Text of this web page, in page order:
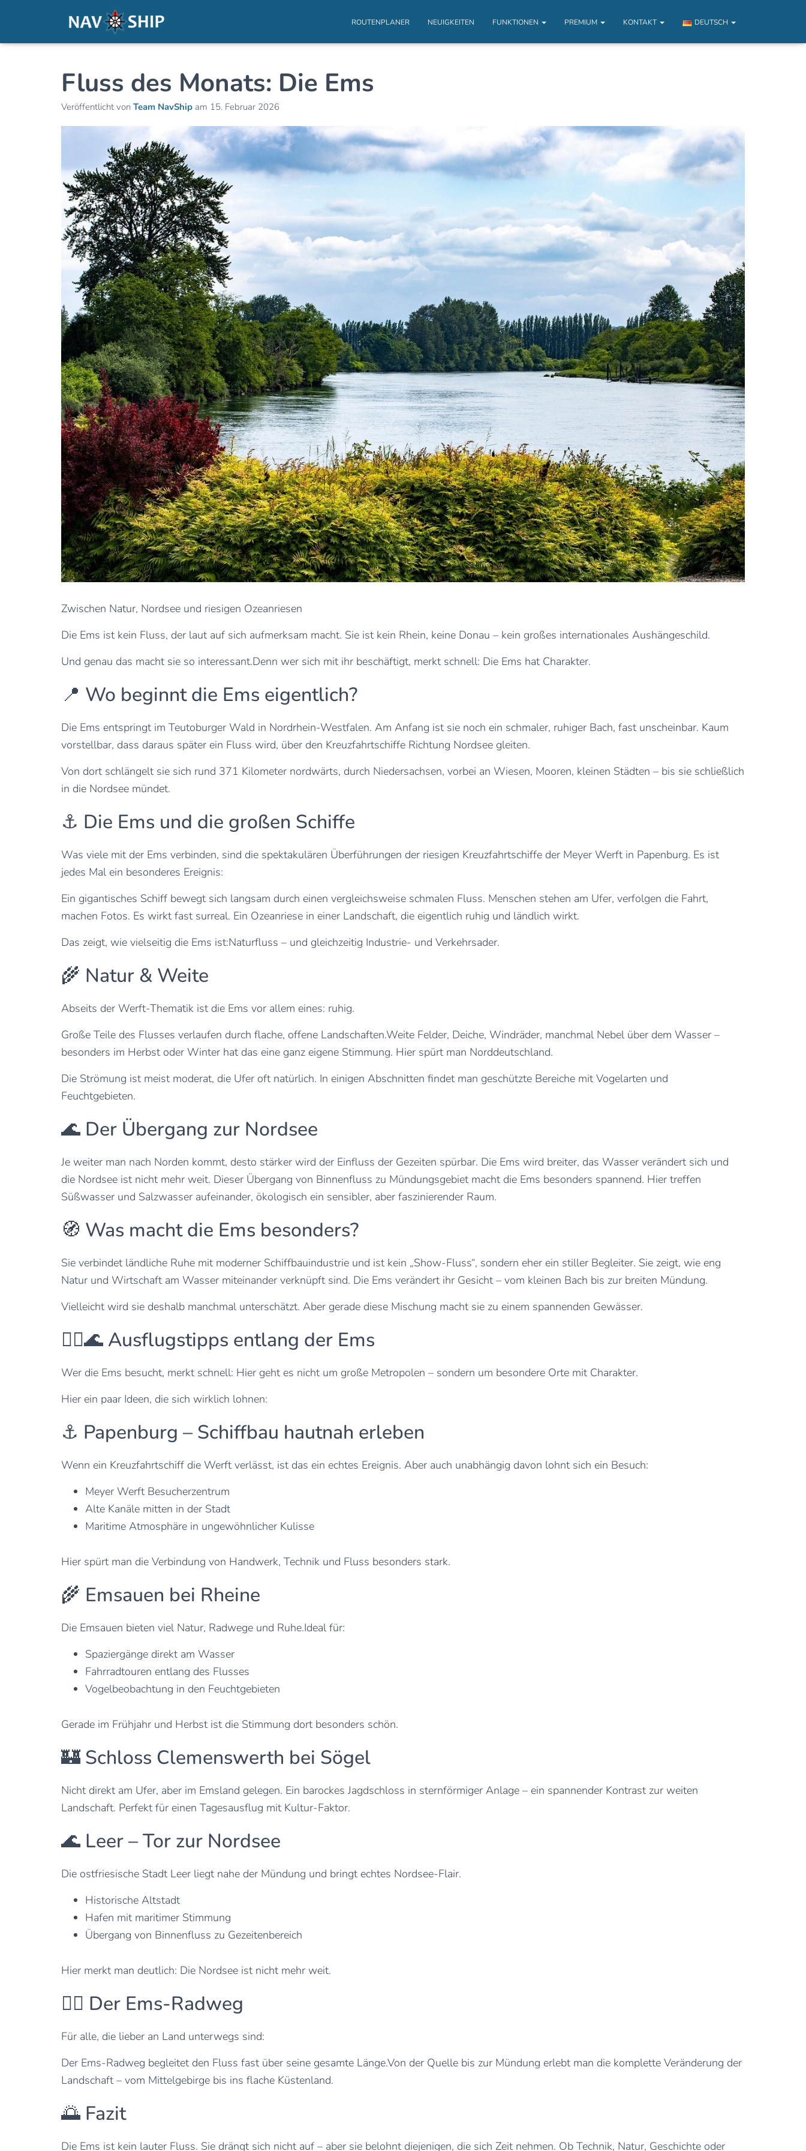
ROUTENPLANER NEUIGKEITEN FUNKTIONEN PREMIUM KONTAKT DEUTSCH
Fluss des Monats: Die Ems
Veröffentlicht von Team NavShip am 15. Februar 2026
Zwischen Natur, Nordsee und riesigen Ozeanriesen
Die Ems ist kein Fluss, der laut auf sich aufmerksam macht. Sie ist kein Rhein, keine Donau – kein großes internationales Aushängeschild.
Und genau das macht sie so interessant.Denn wer sich mit ihr beschäftigt, merkt schnell: Die Ems hat Charakter.
📍 Wo beginnt die Ems eigentlich?
Die Ems entspringt im Teutoburger Wald in Nordrhein-Westfalen. Am Anfang ist sie noch ein schmaler, ruhiger Bach, fast unscheinbar. Kaum
vorstellbar, dass daraus später ein Fluss wird, über den Kreuzfahrtschiffe Richtung Nordsee gleiten.
Von dort schlängelt sie sich rund 371 Kilometer nordwärts, durch Niedersachsen, vorbei an Wiesen, Mooren, kleinen Städten – bis sie schließlich
in die Nordsee mündet.
⚓ Die Ems und die großen Schiffe
Was viele mit der Ems verbinden, sind die spektakulären Überführungen der riesigen Kreuzfahrtschiffe der Meyer Werft in Papenburg. Es ist
jedes Mal ein besonderes Ereignis:
Ein gigantisches Schiff bewegt sich langsam durch einen vergleichsweise schmalen Fluss. Menschen stehen am Ufer, verfolgen die Fahrt,
machen Fotos. Es wirkt fast surreal. Ein Ozeanriese in einer Landschaft, die eigentlich ruhig und ländlich wirkt.
Das zeigt, wie vielseitig die Ems ist:Naturfluss – und gleichzeitig Industrie- und Verkehrsader.
🌾 Natur & Weite
Abseits der Werft-Thematik ist die Ems vor allem eines: ruhig.
Große Teile des Flusses verlaufen durch flache, offene Landschaften.Weite Felder, Deiche, Windräder, manchmal Nebel über dem Wasser –
besonders im Herbst oder Winter hat das eine ganz eigene Stimmung. Hier spürt man Norddeutschland.
Die Strömung ist meist moderat, die Ufer oft natürlich. In einigen Abschnitten findet man geschützte Bereiche mit Vogelarten und
Feuchtgebieten.
🌊 Der Übergang zur Nordsee
Je weiter man nach Norden kommt, desto stärker wird der Einfluss der Gezeiten spürbar. Die Ems wird breiter, das Wasser verändert sich und
die Nordsee ist nicht mehr weit. Dieser Übergang von Binnenfluss zu Mündungsgebiet macht die Ems besonders spannend. Hier treffen
Süßwasser und Salzwasser aufeinander, ökologisch ein sensibler, aber faszinierender Raum.
🧭 Was macht die Ems besonders?
Sie verbindet ländliche Ruhe mit moderner Schiffbauindustrie und ist kein „Show-Fluss“, sondern eher ein stiller Begleiter. Sie zeigt, wie eng
Natur und Wirtschaft am Wasser miteinander verknüpft sind. Die Ems verändert ihr Gesicht – vom kleinen Bach bis zur breiten Mündung.
Vielleicht wird sie deshalb manchmal unterschätzt. Aber gerade diese Mischung macht sie zu einem spannenden Gewässer.
🚶‍♂️🌊 Ausflugstipps entlang der Ems
Wer die Ems besucht, merkt schnell: Hier geht es nicht um große Metropolen – sondern um besondere Orte mit Charakter.
Hier ein paar Ideen, die sich wirklich lohnen:
⚓ Papenburg – Schiffbau hautnah erleben
Wenn ein Kreuzfahrtschiff die Werft verlässt, ist das ein echtes Ereignis. Aber auch unabhängig davon lohnt sich ein Besuch:
Meyer Werft Besucherzentrum
Alte Kanäle mitten in der Stadt
Maritime Atmosphäre in ungewöhnlicher Kulisse
Hier spürt man die Verbindung von Handwerk, Technik und Fluss besonders stark.
🌾 Emsauen bei Rheine
Die Emsauen bieten viel Natur, Radwege und Ruhe.Ideal für:
Spaziergänge direkt am Wasser
Fahrradtouren entlang des Flusses
Vogelbeobachtung in den Feuchtgebieten
Gerade im Frühjahr und Herbst ist die Stimmung dort besonders schön.
🏰 Schloss Clemenswerth bei Sögel
Nicht direkt am Ufer, aber im Emsland gelegen. Ein barockes Jagdschloss in sternförmiger Anlage – ein spannender Kontrast zur weiten
Landschaft. Perfekt für einen Tagesausflug mit Kultur-Faktor.
🌊 Leer – Tor zur Nordsee
Die ostfriesische Stadt Leer liegt nahe der Mündung und bringt echtes Nordsee-Flair.
Historische Altstadt
Hafen mit maritimer Stimmung
Übergang von Binnenfluss zu Gezeitenbereich
Hier merkt man deutlich: Die Nordsee ist nicht mehr weit.
🚴‍♂️ Der Ems-Radweg
Für alle, die lieber an Land unterwegs sind:
Der Ems-Radweg begleitet den Fluss fast über seine gesamte Länge.Von der Quelle bis zur Mündung erlebt man die komplette Veränderung der
Landschaft – vom Mittelgebirge bis ins flache Küstenland.
🌅 Fazit
Die Ems ist kein lauter Fluss. Sie drängt sich nicht auf – aber sie belohnt diejenigen, die sich Zeit nehmen. Ob Technik, Natur, Geschichte oder